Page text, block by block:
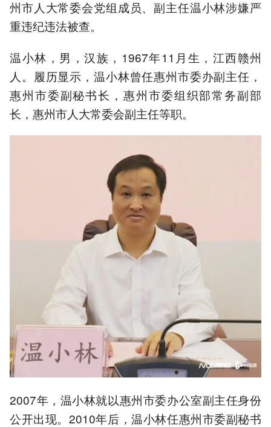
州市人大常委会党组成员、副主任温小林涉嫌严
重违纪违法被查。
温小林，男，汉族，1967年11月生，江西赣州
人。履历显示，温小林曾任惠州市委办副主任，
惠州市委副秘书长，惠州市委组织部常务副部
长，惠州市人大常委会副主任等职。
2007年，温小林就以惠州市委办公室副主任身份
公开出现。2010年后，温小林任惠州市委副秘书